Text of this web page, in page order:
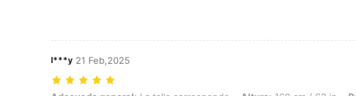
l***y 21 Feb,2025